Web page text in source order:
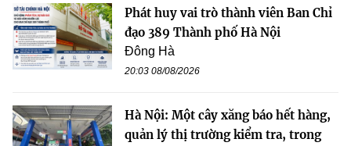
Phát huy vai trò thành viên Ban Chỉ
đạo 389 Thành phố Hà Nội
Đông Hà
20:03 08/08/2026
Hà Nội: Một cây xăng báo hết hàng,
quản lý thị trường kiểm tra, trong